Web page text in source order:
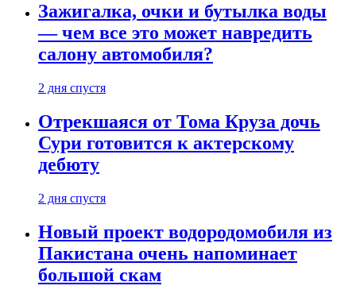
Зажигалка, очки и бутылка воды
— чем все это может навредить
салону автомобиля?
2 дня спустя
Отрекшаяся от Тома Круза дочь
Сури готовится к актерскому
дебюту
2 дня спустя
Новый проект водородомобиля из
Пакистана очень напоминает
большой скам